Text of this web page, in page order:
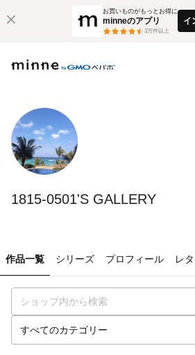
お買いものがもっとお得に
minneのアプリ
3万件以上
イ
1815-0501'S GALLERY
作品一覧 シリーズ プロフィール レ